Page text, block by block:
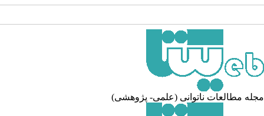
مطالعات ناتوانی (علمی- پژوهشی)